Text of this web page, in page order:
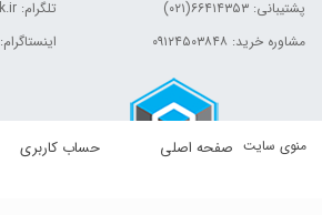
صفحه اصلی منوی سایت حساب کاربری
پشتیبانی: ۶۶۴۱۴۳۵۳(۰۲۱)
مشاوره خرید: ۰۹۱۲۴۵۰۳۸۴۸
تلگرام: iranbook.ir
اینستاگرام: iranbook.ir